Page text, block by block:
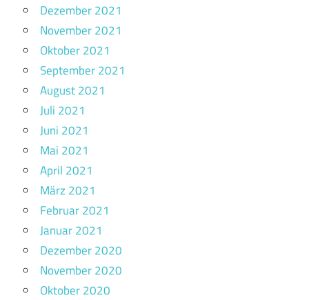
Dezember 2021
November 2021
Oktober 2021
September 2021
August 2021
Juli 2021
Juni 2021
Mai 2021
April 2021
März 2021
Februar 2021
Januar 2021
Dezember 2020
November 2020
Oktober 2020